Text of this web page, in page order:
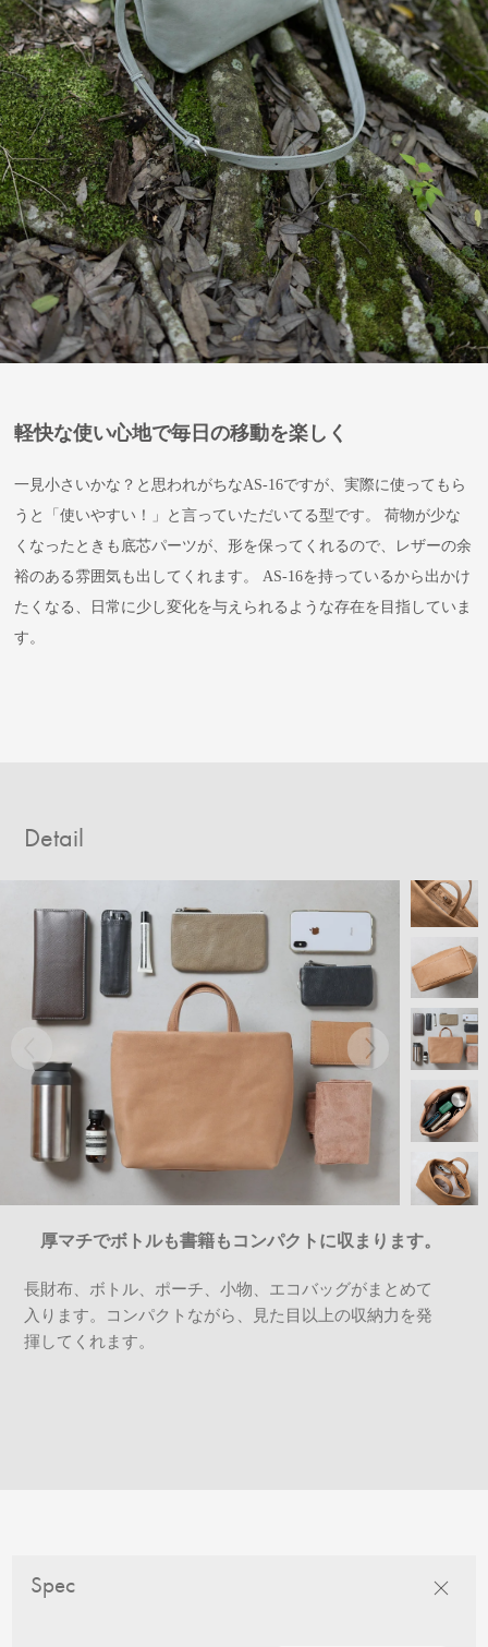
軽快な使い心地で毎日の移動を楽しく
一見小さいかな？と思われがちなAS-16ですが、実際に使ってもら
うと「使いやすい！」と言っていただいてる型です。 荷物が少な
くなったときも底芯パーツが、形を保ってくれるので、レザーの余
裕のある雰囲気も出してくれます。 AS-16を持っているから出かけ
たくなる、日常に少し変化を与えられるような存在を目指していま
す。
Detail
厚マチでボトルも書籍もコンパクトに収まります。
長財布、ボトル、ポーチ、小物、エコバッグがまとめて
入ります。コンパクトながら、見た目以上の収納力を発
揮してくれます。
Spec